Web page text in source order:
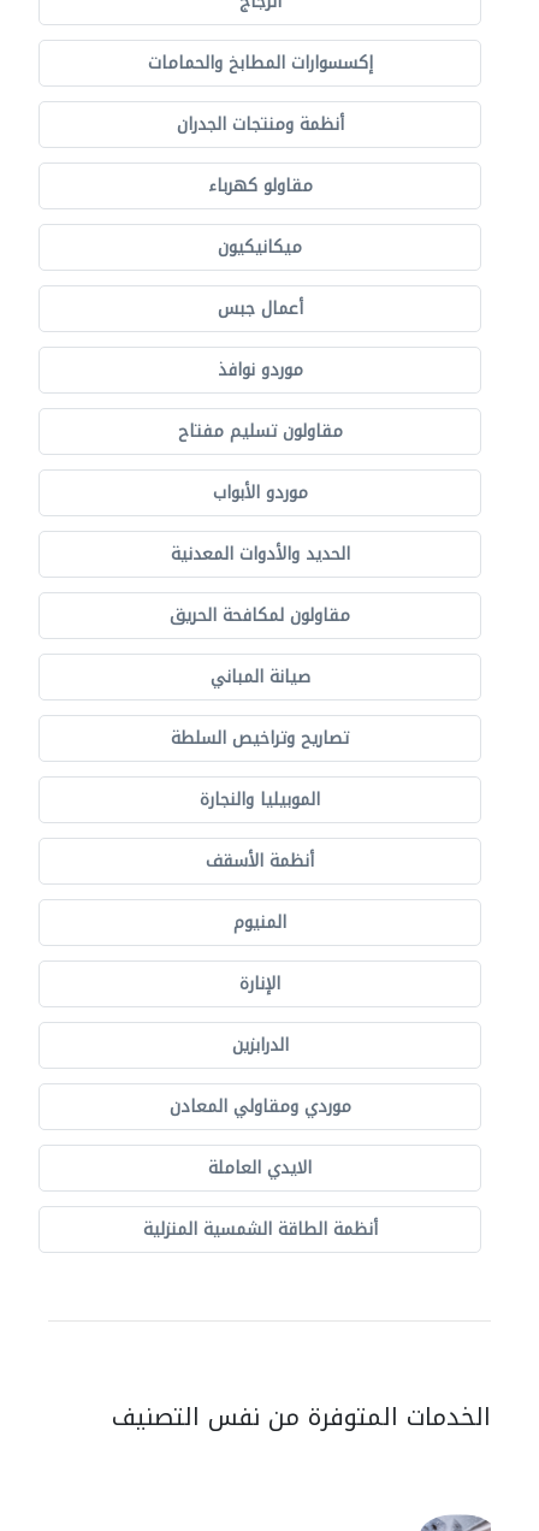
إكسسوارات المطابخ والحمامات
أنظمة ومنتجات الجدران
مقاولو كهرباء
ميكانيكيون
أعمال جبس
موردو نوافذ
مقاولون تسليم مفتاح
موردو الأبواب
الحديد والأدوات المعدنية
مقاولون لمكافحة الحريق
صيانة المباني
تصاريح وتراخيص السلطة
الموبيليا والنجارة
أنظمة الأسقف
المنيوم
الإنارة
الدرابزين
موردي ومقاولي المعادن
الايدي العاملة
أنظمة الطاقة الشمسية المنزلية
الخدمات المتوفرة من نفس التصنيف